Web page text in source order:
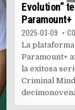
Evolution”
Paramount+
2025-03-09
La
Paramount+
la exitosa
Criminal